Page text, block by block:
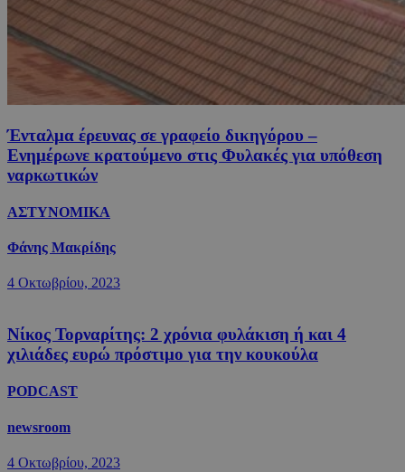
Ένταλμα έρευνας σε γραφείο δικηγόρου –
Ενημέρωνε κρατούμενο στις Φυλακές για υπόθεση
ναρκωτικών
ΑΣΤΥΝΟΜΙΚΑ
Φάνης Μακρίδης
4 Οκτωβρίου, 2023
Νίκος Τορναρίτης: 2 χρόνια φυλάκιση ή και 4
χιλιάδες ευρώ πρόστιμο για την κουκούλα
PODCAST
newsroom
4 Οκτωβρίου, 2023